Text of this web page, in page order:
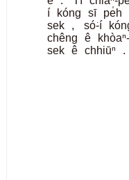
í
kóng sī pe̍h
sek
, só͘-í
chêng
ê
sek ê chhiūⁿ .